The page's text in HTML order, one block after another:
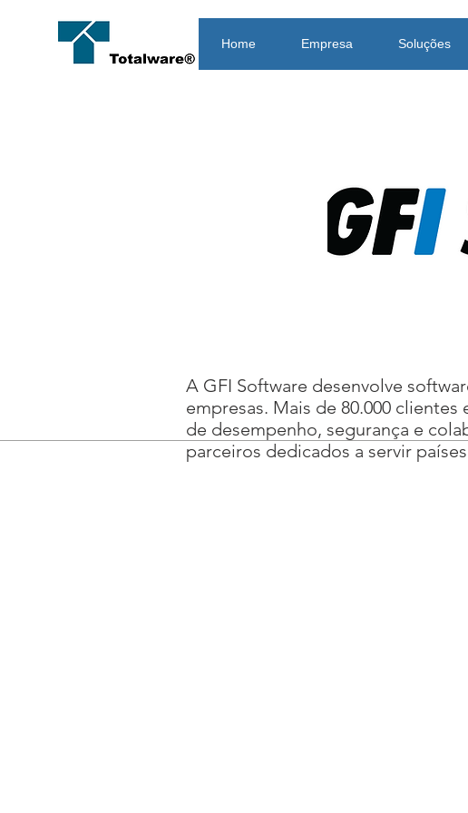
Home Empresa Soluções
A GFI Software desenvolve
empresas. Mais de 80.000
de desempenho, segurança e
parceiros dedicados a servir